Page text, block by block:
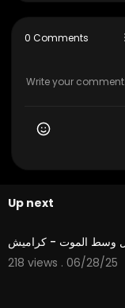
0 Comments
Up next
وسط الموت - كراميش
218 views . 06/28/25